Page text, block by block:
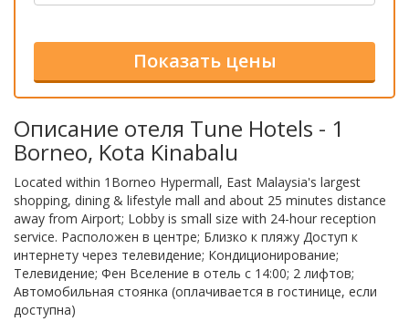
Описание отеля Tune Hotels - 1
Borneo, Kota Kinabalu
Located within 1Borneo Hypermall, East Malaysia's largest
shopping, dining & lifestyle mall and about 25 minutes distance
away from Airport; Lobby is small size with 24-hour reception
service. Расположен в центре; Близко к пляжу Доступ к
интернету через телевидение; Кондиционирование;
Телевидение; Фен Вселение в отель с 14:00; 2 лифтов;
Автомобильная стоянка (оплачивается в гостинице, если
доступна)